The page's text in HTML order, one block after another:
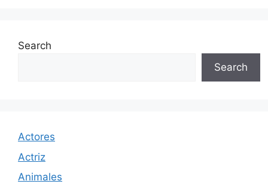
Search
Search
Actores
Actriz
Animales